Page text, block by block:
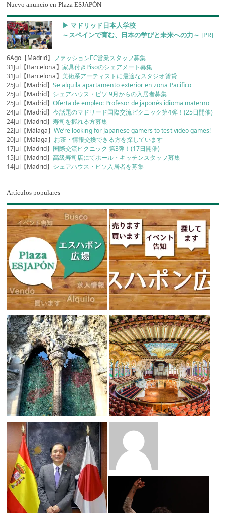
Nuevo anuncio en Plaza ESJAPÓN
▶︎ マドリッド日本人学校
～スペインで育む、日本の学びと未来への力～ [PR]
6Ago【Madrid】 ファッションEC営業スタッフ募集
31Jul【Barcelona】家具付きPisoのシェアメート募集
31Jul【Barcelona】美術系アーティストに最適なスタジオ賃貸
25Jul【Madrid】Se alquila apartamento exterior en zona Pacifico
25Jul【Madrid】 シェアハウス・ピソ 9月からの入居者募集
25Jul【Madrid】Oferta de empleo: Profesor de japonés idioma materno
24Jul【Madrid】今話題のマドリード国際交流ピクニック第4弾！(25日開催)
24Jul【Madrid】寿司を握れる方募集
22Jul【Málaga】We’re looking for Japanese gamers to test video games!
20Jul【Málaga】 お茶・情報交換できる方を探しています
17Jul【Madrid】 国際交流ピクニック 第3弾！(17日開催)
15Jul【Madrid】高級寿司店にてホール・キッチンスタッフ募集
14Jul【Madrid】 シェアハウス・ピソ入居者を募集
Artículos populares